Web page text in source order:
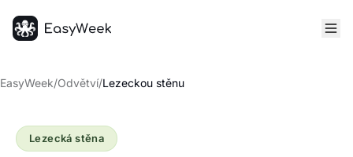
EasyWeek/Odvětví/Lezeckou stěnu
Lezecká stěna